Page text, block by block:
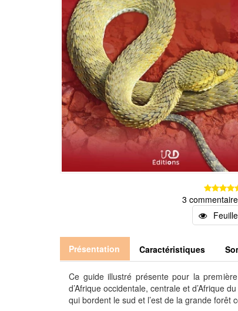
3
Présentation Caractéristiques
Ce guide illustré présente pour la
d’Afrique occidentale, centrale et d’Afrique
qui bordent le sud et l’est de la grande forêt